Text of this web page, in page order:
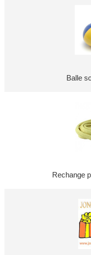
Balle
Rechange